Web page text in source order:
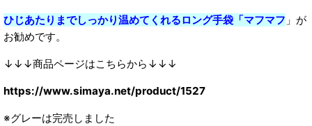
ひじあたりまでしっかり温めてくれるロング手袋「マフマフ 」が
お勧めです。
↓↓↓商品ページはこちらから↓↓↓
https://www.simaya.net/product/1527
※グレーは完売しました